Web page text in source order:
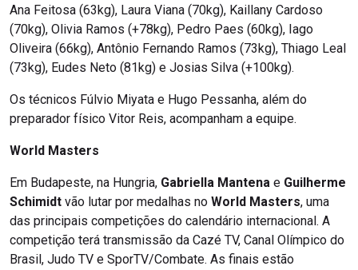
Ana Feitosa (63kg), Laura Viana (70kg), Kaillany Cardoso
(70kg), Olivia Ramos (+78kg), Pedro Paes (60kg), Iago
Oliveira (66kg), Antônio Fernando Ramos (73kg), Thiago Leal
(73kg), Eudes Neto (81kg) e Josias Silva (+100kg).
Os técnicos Fúlvio Miyata e Hugo Pessanha, além do
preparador físico Vitor Reis, acompanham a equipe.
World Masters
Em Budapeste, na Hungria, Gabriella Mantena e Guilherme
Schimidt vão lutar por medalhas no World Masters, uma
das principais competições do calendário internacional. A
competição terá transmissão da Cazé TV, Canal Olímpico do
Brasil, Judo TV e SporTV/Combate. As finais estão